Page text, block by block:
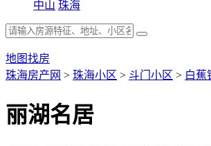
中山 珠海
地图找房
珠海房产网 > 珠海小区 > 斗门小区 > 白蕉
丽湖名居